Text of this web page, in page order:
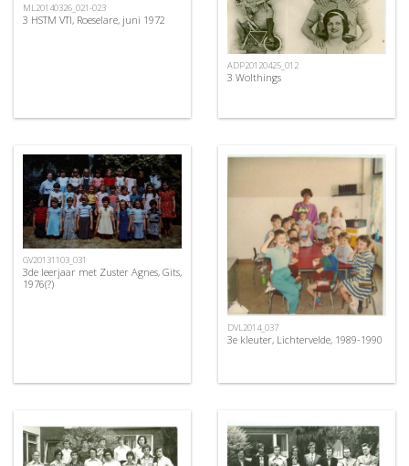
ML20140326_021-023
3 HSTM VTI, Roeselare, juni 1972
ADP20120425_012
3 Wolthings
GV20131103_031
3de leerjaar met Zuster Agnes, Gits,
1976(?)
DVL2014_037
3e kleuter, Lichtervelde, 1989-1990